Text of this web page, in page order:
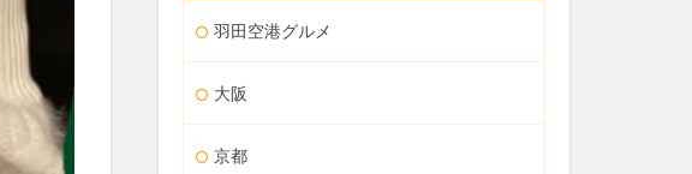
羽田空港グルメ
大阪
京都